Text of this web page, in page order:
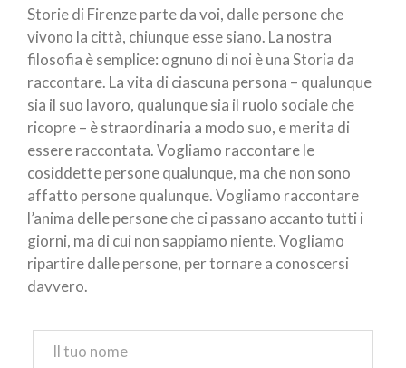
Storie di Firenze parte da voi, dalle persone che
vivono la città, chiunque esse siano. La nostra
filosofia è semplice: ognuno di noi è una Storia da
raccontare. La vita di ciascuna persona – qualunque
sia il suo lavoro, qualunque sia il ruolo sociale che
ricopre – è straordinaria a modo suo, e merita di
essere raccontata. Vogliamo raccontare le
cosiddette persone qualunque, ma che non sono
affatto persone qualunque. Vogliamo raccontare
l’anima delle persone che ci passano accanto tutti i
giorni, ma di cui non sappiamo niente. Vogliamo
ripartire dalle persone, per tornare a conoscersi
davvero.